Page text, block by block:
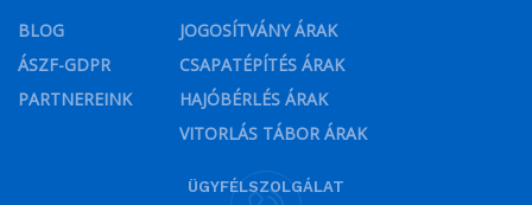
BLOG
ÁSZF-GDPR
PARTNEREINK
JOGOSÍTVÁNY ÁRAK
CSAPATÉPÍTÉS ÁRAK
HAJÓBÉRLÉS ÁRAK
VITORLÁS TÁBOR ÁRAK
ÜGYFÉLSZOLGÁLAT